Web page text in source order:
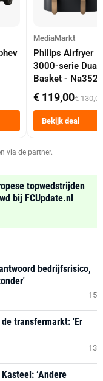
MediaMarkt
Philips Airfryer
3000-serie Dual
Basket -
Dubbele Mand 9
Tot 6 Personen
Heteluchtfriteuse
Zwart
€ 119,00€ 130,00
Bekijk deal
via de partner.
topwedstrijden
bij FCUpdate.nl
bedrijfsrisico,
15
transfermarkt: 'Er
13
‘Andere